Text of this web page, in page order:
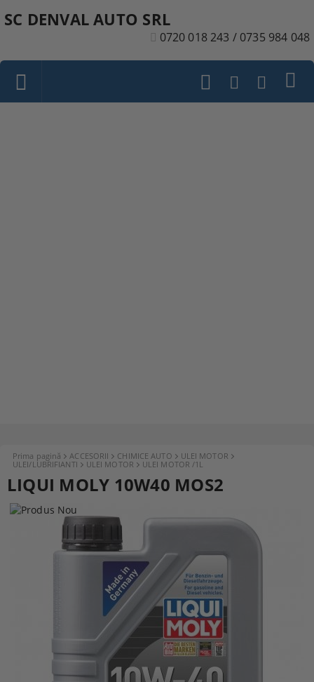
SC DENVAL AUTO SRL
0720 018 243 / 0735 984 048
Prima pagină ACCESORII CHIMICE AUTO
ULEI MOTOR
ULEI/LUBRIFIANTI
ULEI MOTOR ULEI MOTOR /1L
LIQUI MOLY 10W40 MOS2